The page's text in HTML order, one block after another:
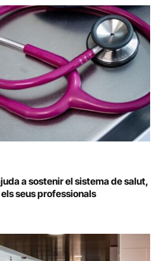
a sostenir el sistema de salut,
seus professionals